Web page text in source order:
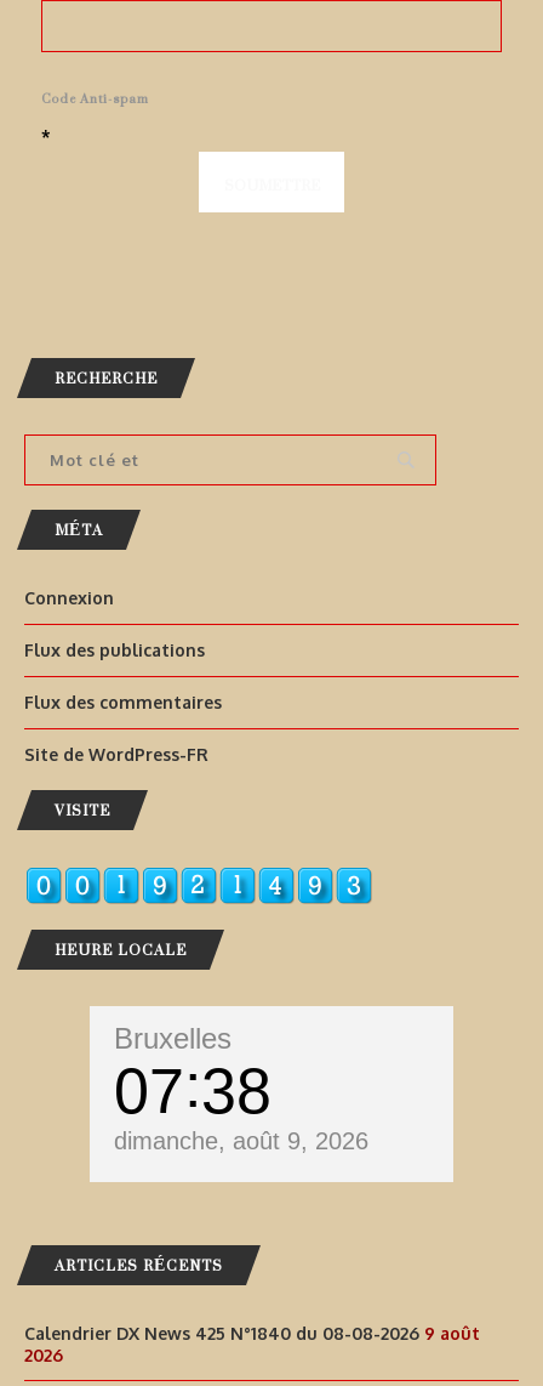
Code Anti-spam
*
RECHERCHE
MÉTA
Connexion
Flux des publications
Flux des commentaires
Site de WordPress-FR
VISITE
HEURE LOCALE
Bruxelles
07 38
dimanche, août 9, 2026
ARTICLES RÉCENTS
Calendrier DX News 425 N°1840 du 08-08-2026 9 août
2026